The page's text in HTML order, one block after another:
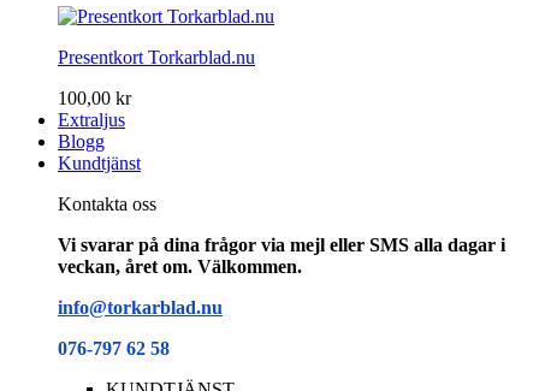
Presentkort Torkarblad.nu
100,00 kr
Extraljus
Blogg
Kundtjänst
Kontakta oss
Vi svarar på dina frågor via mejl eller SMS alla dagar i
veckan, året om. Välkommen.
info@torkarblad.nu
076-797 62 58